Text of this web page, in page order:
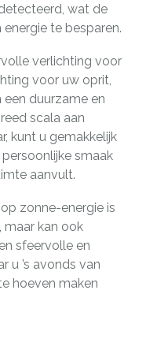
wat de
te besparen.
verlichting voor
voor uw oprit,
duurzame en
scala aan
kunt u gemakkelijk
smaak
aanvult.
zonne-energie is
maar kan ook
sfeervolle en
u ’s avonds van
hoeven maken